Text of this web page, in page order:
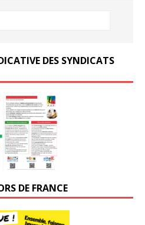
DES SYNDICATS
DE FRANCE